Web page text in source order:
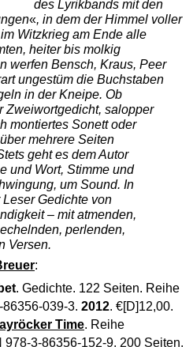
des Lyrikbands mit den
«, in dem der Himmel voller
Witzkrieg am Ende alle
heiter bis molkig
werfen Bensch, Kraus, Peer
ungestüm die Buchstaben
in der Kneipe. Ob
Zweiwortgedicht, salopper
montiertes Sonett oder
mehrere Seiten
geht es dem Autor
und Wort, Stimme und
um Sound. In
Leser Gedichte von
– mit atmenden,
perlenden,
Versen.
:
. Gedichte. 122 Seiten. Reihe
86356-039-3. 2012. €[D]12,00.
Time. Reihe
978-3-86356-152-9. 200 Seiten.